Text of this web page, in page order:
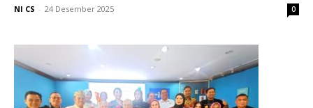
NI CS - 24 Desember 2025 0